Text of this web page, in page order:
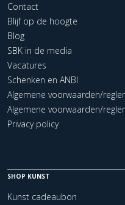
Contact
Blijf op de hoogte
Blog
SBK in de media
Vacatures
Schenken en ANBI
Algemene voorwaarden/
Algemene voorwaarden/
Privacy policy
SHOP KUNST
Kunst cadeaubon